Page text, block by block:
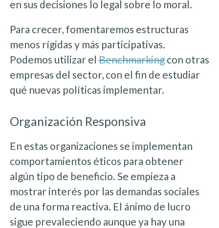
en sus decisiones lo legal sobre lo moral.
Para crecer, fomentaremos estructuras
menos rígidas y más participativas.
Podemos utilizar elBenchmarkingcon otras
empresas del sector, con el fin de estudiar
qué nuevas políticas implementar.
Organización Responsiva
En estas organizaciones se implementan
comportamientos éticos para obtener
algún tipo de beneficio. Se empieza a
mostrar interés por las demandas sociales
de una forma reactiva. El ánimo de lucro
sigue prevaleciendo aunque ya hay una